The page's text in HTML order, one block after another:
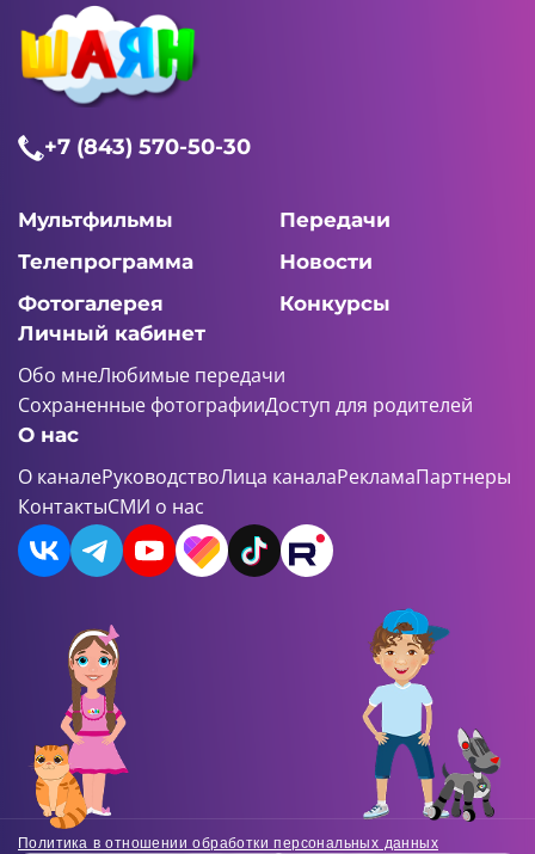
+7 (843) 570-50-30
Мультфильмы
Передачи
Телепрограмма
Новости
Фотогалерея
Конкурсы
Личный кабинет
Обо мнеЛюбимые передачи
Сохраненные фотографииДоступ для родителей
О нас
О каналеРуководствоЛица каналаРекламаПартнеры
КонтактыСМИ о нас
Политика в отношении обработки персональных данных